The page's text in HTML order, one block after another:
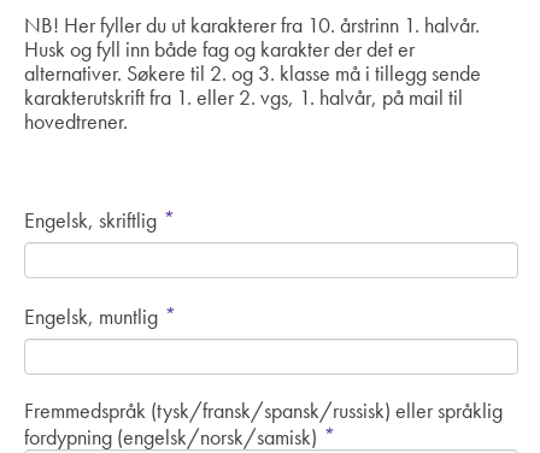
NB! Her fyller du ut karakterer fra 10. årstrinn 1. halvår.
Husk og fyll inn både fag og karakter der det er
alternativer. Søkere til 2. og 3. klasse må i tillegg sende
karakterutskrift fra 1. eller 2. vgs, 1. halvår, på mail til
hovedtrener.
Engelsk, skriftlig *
Engelsk, muntlig *
Fremmedspråk (tysk/fransk/spansk/russisk) eller språklig
fordypning (engelsk/norsk/samisk) *